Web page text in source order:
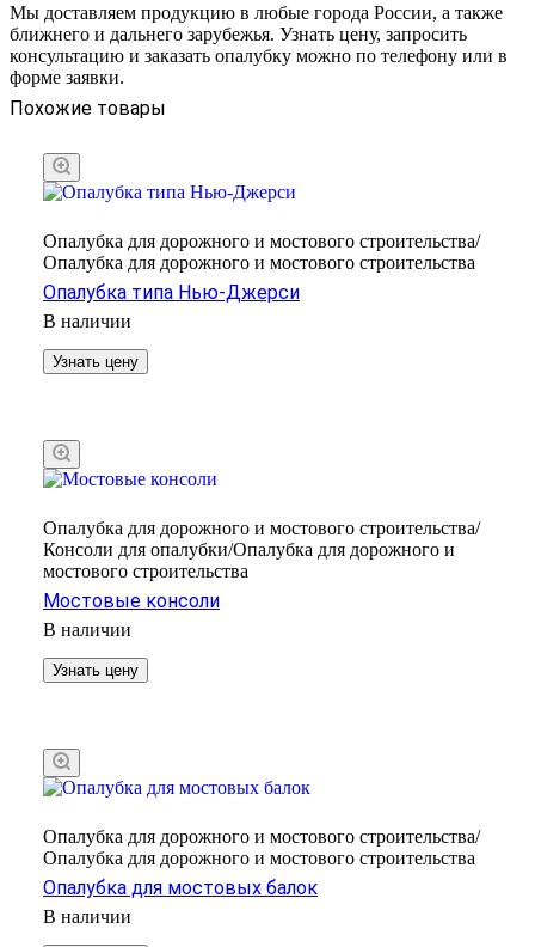
Мы доставляем продукцию в любые города России, а также
ближнего и дальнего зарубежья. Узнать цену, запросить
консультацию и заказать опалубку можно по телефону или в
форме заявки.
Похожие товары
Опалубка для дорожного и мостового строительства/
Опалубка для дорожного и мостового строительства
Опалубка типа Нью-Джерси
В наличии
Узнать цену
Опалубка для дорожного и мостового строительства/
Консоли для опалубки/Опалубка для дорожного и
мостового строительства
Мостовые консоли
В наличии
Узнать цену
Опалубка для дорожного и мостового строительства/
Опалубка для дорожного и мостового строительства
Опалубка для мостовых балок
В наличии